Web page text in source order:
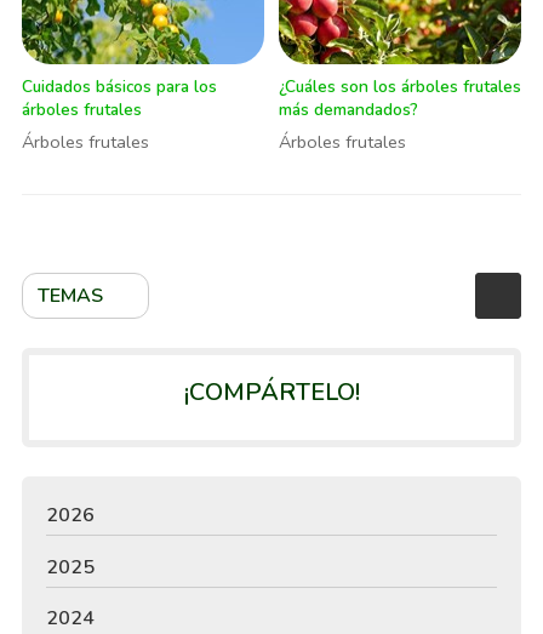
TEMAS
Cuidados básicos para los
árboles frutales
Árboles frutales
¿Cuáles son los árboles frutales
más demandados?
Árboles frutales
¡COMPÁRTELO!
2026
2025
2024